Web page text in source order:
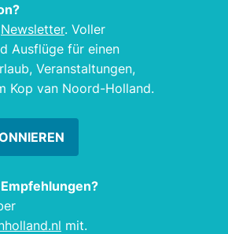
und das
fine dining
la vie Wine & Dine"
“Bib Gourmand” 2017 &
Newsletter. Voller
Ausflüge für einen
Veranstaltungen,
Kop van Noord-Holland.
mit.